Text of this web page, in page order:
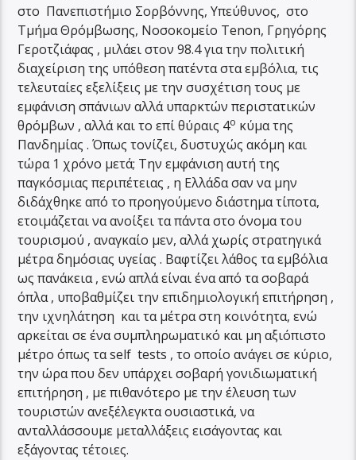
στο Πανεπιστήμιο Σορβόννης, Υπεύθυνος, στο
Τμήμα Θρόμβωσης, Νοσοκομείο Tenon, Γρηγόρης
Γεροτζιάφας , μιλάει στον 98.4 για την πολιτική
διαχείριση της υπόθεση πατέντα στα εμβόλια, τις
τελευταίες εξελίξεις με την συσχέτιση τους με
εμφάνιση σπάνιων αλλά υπαρκτών περιστατικών
θρόμβων , αλλά και το επί θύραις 4ο κύμα της
Πανδημίας . Όπως τονίζει, δυστυχώς ακόμη και
τώρα 1 χρόνο μετά; Την εμφάνιση αυτή της
παγκόσμιας περιπέτειας , η Ελλάδα σαν να μην
διδάχθηκε από το προηγούμενο διάστημα τίποτα,
ετοιμάζεται να ανοίξει τα πάντα στο όνομα του
τουρισμού , αναγκαίο μεν, αλλά χωρίς στρατηγικά
μέτρα δημόσιας υγείας . Βαφτίζει λάθος τα εμβόλια
ως πανάκεια , ενώ απλά είναι ένα από τα σοβαρά
όπλα , υποβαθμίζει την επιδημιολογική επιτήρηση ,
την ιχνηλάτηση και τα μέτρα στη κοινότητα, ενώ
αρκείται σε ένα συμπληρωματικό και μη αξιόπιστο
μέτρο όπως τα self tests , το οποίο ανάγει σε κύριο,
την ώρα που δεν υπάρχει σοβαρή γονιδιωματική
επιτήρηση , με πιθανότερο με την έλευση των
τουριστών ανεξέλεγκτα ουσιαστικά, να
ανταλλάσσουμε μεταλλάξεις εισάγοντας και
εξάγοντας τέτοιες.